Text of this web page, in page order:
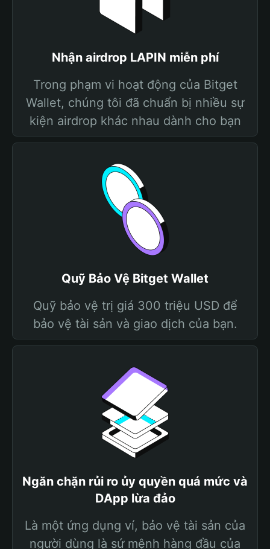
Nhận airdrop LAPIN miễn phí
Trong phạm vi hoạt động của Bitget
Wallet, chúng tôi đã chuẩn bị nhiều sự
kiện airdrop khác nhau dành cho bạn
Quỹ Bảo Vệ Bitget Wallet
Quỹ bảo vệ trị giá 300 triệu USD để
bảo vệ tài sản và giao dịch của bạn.
Ngăn chặn rủi ro ủy quyền quá mức và
DApp lừa đảo
Là một ứng dụng ví, bảo vệ tài sản của
người dùng là sứ mệnh hàng đầu của